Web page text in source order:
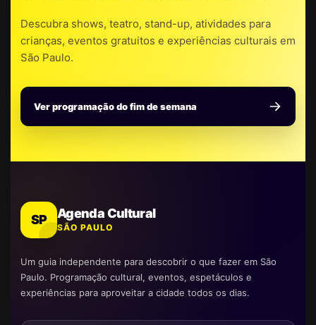
Descubra shows, teatro, stand-up, atividades para
crianças, eventos gratuitos e experiências culturais em
São Paulo.
Ver programação do fim de semana
SP Agenda Cultural
SÃO PAULO
Um guia independente para descobrir o que fazer em São
Paulo. Programação cultural, eventos, espetáculos e
experiências para aproveitar a cidade todos os dias.